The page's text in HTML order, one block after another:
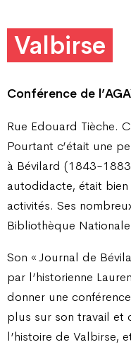
Valbirse
Conférence de
Rue Edouard Tièche.
Pourtant c’était une
à Bévilard (1843-
autodidacte, était
activités. Ses
Bibliothèque
Son « Journal de
par l’historienne
donner une
plus sur son travail et
l’histoire de Valbirse,